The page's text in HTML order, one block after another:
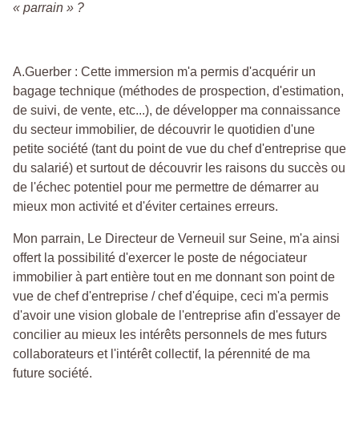
« parrain » ?
A.Guerber : Cette immersion m'a permis d'acquérir un
bagage technique (méthodes de prospection, d'estimation,
de suivi, de vente, etc...), de développer ma connaissance
du secteur immobilier, de découvrir le quotidien d'une
petite société (tant du point de vue du chef d'entreprise que
du salarié) et surtout de découvrir les raisons du succès ou
de l'échec potentiel pour me permettre de démarrer au
mieux mon activité et d'éviter certaines erreurs.
Mon parrain, Le Directeur de Verneuil sur Seine, m'a ainsi
offert la possibilité d'exercer le poste de négociateur
immobilier à part entière tout en me donnant son point de
vue de chef d'entreprise / chef d'équipe, ceci m'a permis
d'avoir une vision globale de l'entreprise afin d'essayer de
concilier au mieux les intérêts personnels de mes futurs
collaborateurs et l'intérêt collectif, la pérennité de ma
future société.